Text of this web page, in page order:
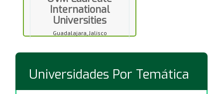
International
Universities
Guadalajara, Jalisco
Universidades Por Temática